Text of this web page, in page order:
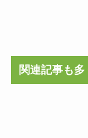
関連記事も多